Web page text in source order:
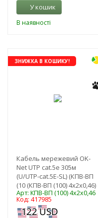
У кошик
В наявності
ЗНИЖКА В КОШИКУ!
Кабель мережевий OK-
Net UTP cat.5e 305м
(U/UTP-cat.5Е-SL) (КПВ-ВП
(10 (КПВ-ВП (100) 4х2х0,46)
Арт: КПВ-ВП (100) 4х2х0,46
Код: 417985